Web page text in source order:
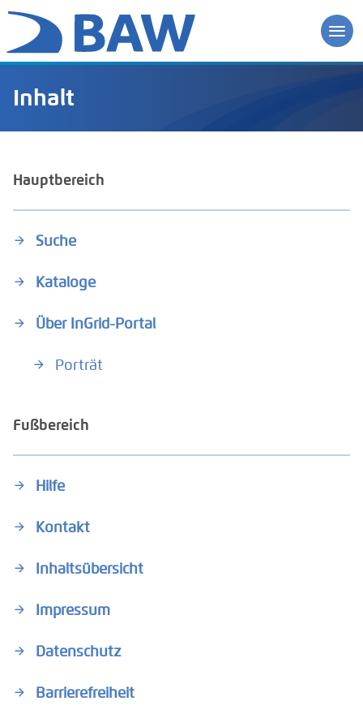
Inhalt
Hauptbereich
Suche
Kataloge
Über InGrid-Portal
Porträt
Fußbereich
Hilfe
Kontakt
Inhaltsübersicht
Impressum
Datenschutz
Barrierefreiheit